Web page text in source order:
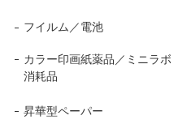
フイルム／電池
カラー印画紙薬品／ミニラボ
消耗品
昇華型ペーパー